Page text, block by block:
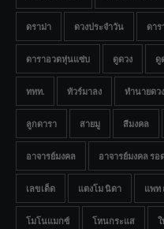
ดราม่า ดวงประจำวัน ดาร
ดาราอวดหุ่นแซ่บ ดูดวง ดู
ททท. ทัวร์มาลง ทำนายดวง
ลูกดารา สายมู สีมงคล
อาจารย์มงคล อาจารย์มงคล รอ
เลขเด็ด แตงโม นิดา แพท
โมโนแมกซ์ โหนกระแส